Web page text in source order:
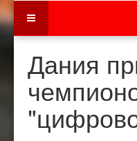
Дания